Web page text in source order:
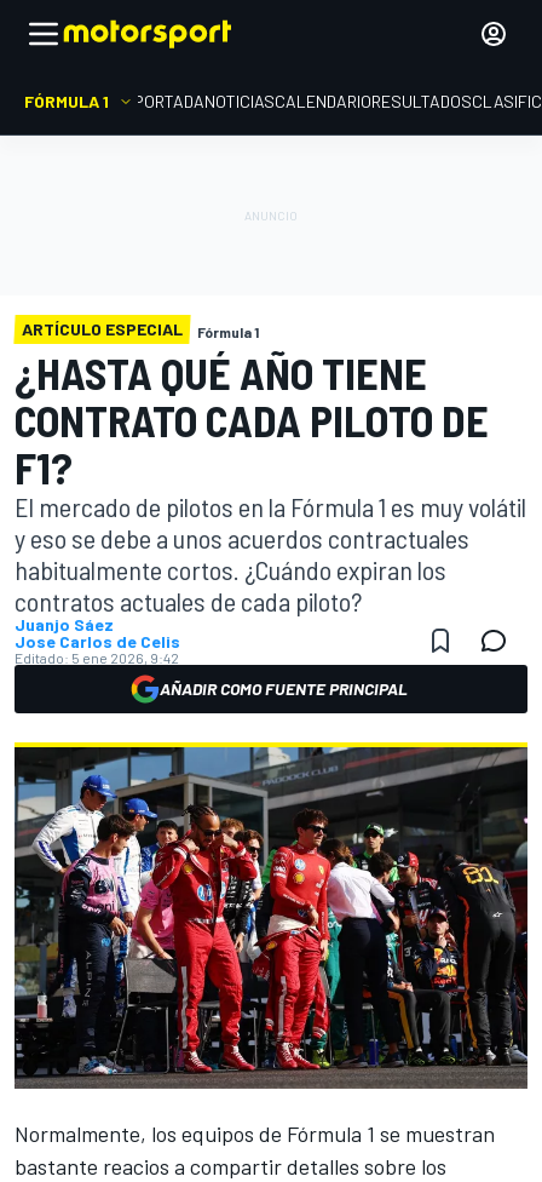
FÓRMULA 1 PORTADANOTICIASCALENDARIORESULTADOS
ARTÍCULO ESPECIAL Fórmula 1
¿HASTA QUÉ AÑO TIENE
CONTRATO CADA PILOTO DE
F1?
El mercado de pilotos en la Fórmula 1 es muy volátil
y eso se debe a unos acuerdos contractuales
habitualmente cortos. ¿Cuándo expiran los
contratos actuales de cada piloto?
Juanjo Sáez
Jose Carlos de Celis
Editado: 5 ene 2026, 9:42
AÑADIR COMO FUENTE PRINCIPAL
Normalmente, los equipos de Fórmula 1 se muestran
bastante reacios a compartir detalles sobre los